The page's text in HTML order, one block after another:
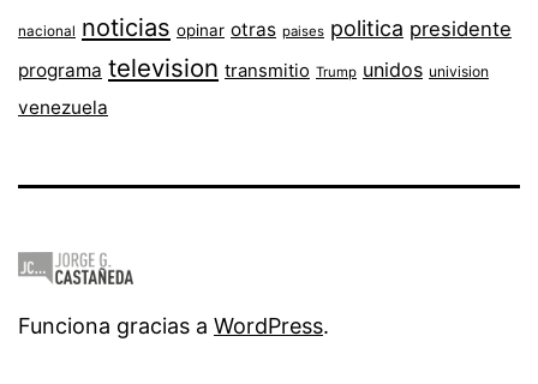
nacional noticias opinar otras paises politica presidente
programa television transmitio Trump unidos univision
venezuela
Funciona gracias a WordPress.